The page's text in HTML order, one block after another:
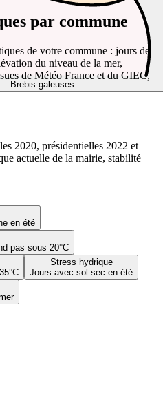
Brebis galeuses
en été
pas sous 20°C
Stress hydrique
Jours avec sol sec en été
par commune
de votre commune : jours de
du niveau de la mer,
de Météo France et du GIEC,
2020, présidentielles 2022 et
actuelle de la mairie, stabilité